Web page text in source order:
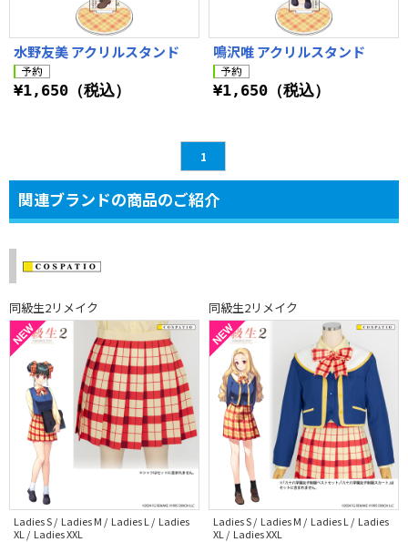
水野友美 アクリルスタンド
¥1,650（税込）
鳴沢唯 アクリルスタンド
¥1,650（税込）
1
関連ブランドの商品のご紹介
同級生2リメイク
Ladies S / Ladies M / Ladies L / Ladies
XL / Ladies XXL
同級生2リメイク
Ladies S / Ladies M / Ladies L / Ladies
XL / Ladies XXL